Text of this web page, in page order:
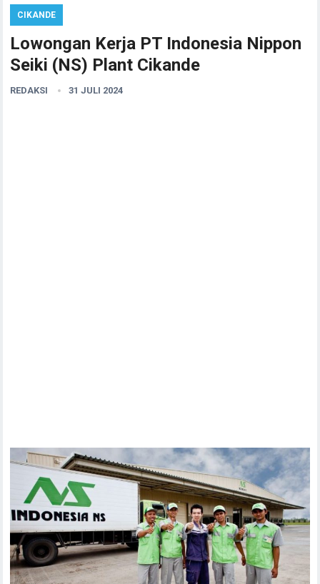
CIKANDE
Lowongan Kerja PT Indonesia Nippon
Seiki (NS) Plant Cikande
REDAKSI 31 JULI 2024